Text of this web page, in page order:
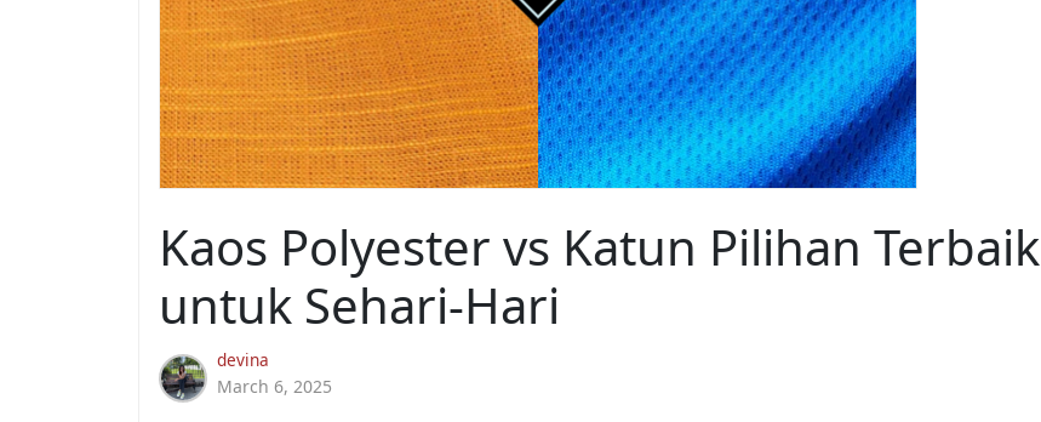
Kaos Polyester vs Katun Pilihan Terbaik
untuk Sehari-Hari
devina
March 6, 2025